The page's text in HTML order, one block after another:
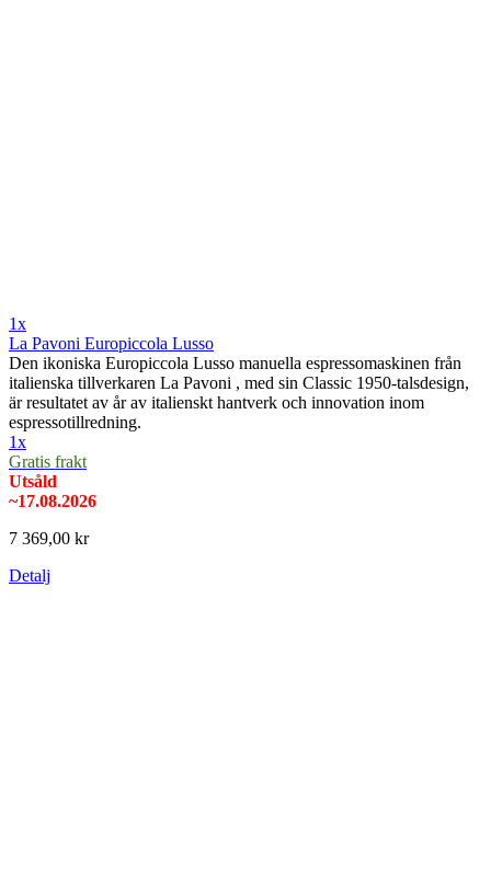
1x
La Pavoni Europiccola Lusso
Den ikoniska Europiccola Lusso manuella espressomaskinen från
italienska tillverkaren La Pavoni , med sin Classic 1950-talsdesign,
är resultatet av år av italienskt hantverk och innovation inom
espressotillredning.
1x
Gratis frakt
Utsåld
~17.08.2026
7 369,00 kr
Detalj